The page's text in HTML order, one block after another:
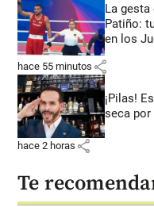
La gesta
Patiño:
en los
hace 55 minutos share
¡Pilas!
seca
hace 2 horas share
Te